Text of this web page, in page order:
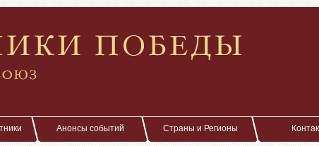
Анонсы событий Страны и Регионы